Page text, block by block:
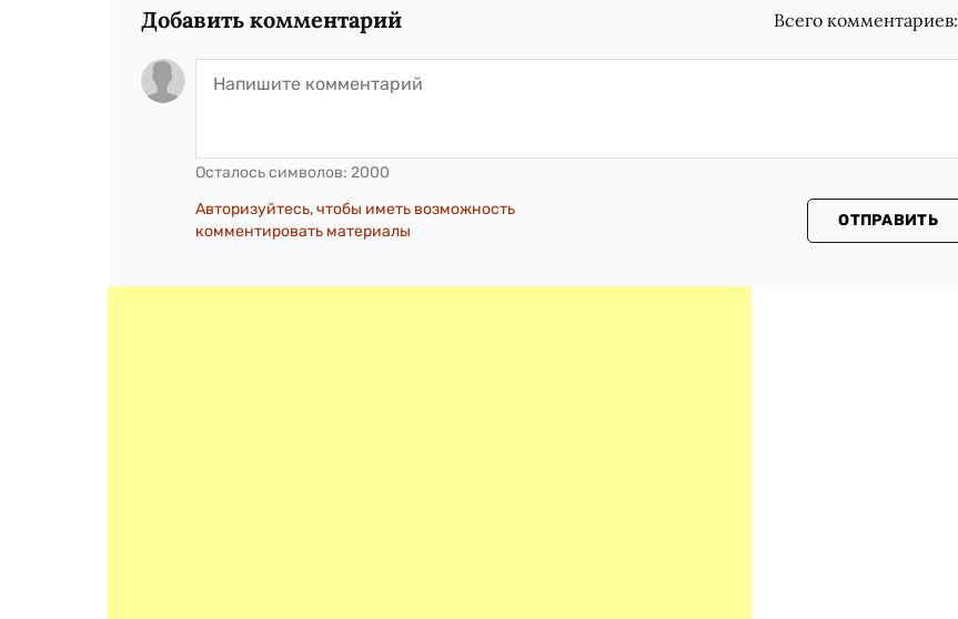
Добавить комментарий Всего комментариев:
Осталось символов: 2000
Авторизуйтесь, чтобы иметь возможность
комментировать материалы
ОТПРАВИТЬ